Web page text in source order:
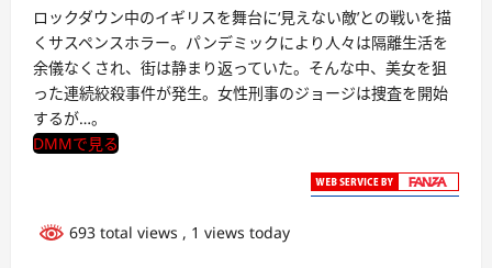
ロックダウン中のイギリスを舞台に‘見えない敵’との戦いを描
くサスペンスホラー。パンデミックにより人々は隔離生活を
余儀なくされ、街は静まり返っていた。そんな中、美女を狙
った連続絞殺事件が発生。女性刑事のジョージは捜査を開始
するが…。
DMMで見る
693 total views , 1 views today